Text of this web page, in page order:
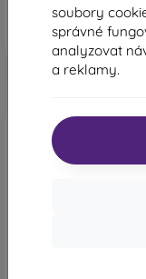
soubory
správné
analyzovat
a reklamy.